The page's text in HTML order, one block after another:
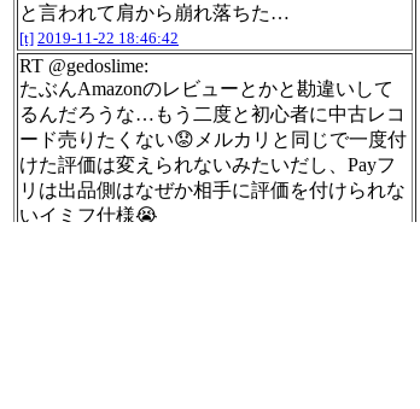
と言われて肩から崩れ落ちた…
[t] 2019-11-22 18:46:42
RT @gedoslime:
たぶんAmazonのレビューとかと勘違いして
るんだろうな…もう二度と初心者に中古レコ
ード売りたくない😟メルカリと同じで一度付
けた評価は変えられないみたいだし、Payフ
リは出品側はなぜか相手に評価を付けられな
いイミフ仕様😭